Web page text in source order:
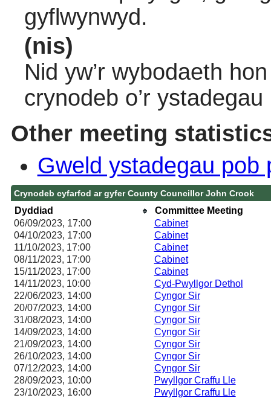
gyflwynwyd.
(nis)
Nid yw’r wybodaeth
crynodeb o’r
Other meeting
Gweld ystadegau pob
Crynodeb cyfarfod ar gyfer County Councillor John Crook
Dyddiad
Committee Meeting
06/09/2023, 17:00
Cabinet
04/10/2023, 17:00
Cabinet
11/10/2023, 17:00
Cabinet
08/11/2023, 17:00
Cabinet
15/11/2023, 17:00
Cabinet
14/11/2023, 10:00
Cyd-Pwyllgor Dethol
22/06/2023, 14:00
Cyngor Sir
20/07/2023, 14:00
Cyngor Sir
31/08/2023, 14:00
Cyngor Sir
14/09/2023, 14:00
Cyngor Sir
21/09/2023, 14:00
Cyngor Sir
26/10/2023, 14:00
Cyngor Sir
07/12/2023, 14:00
Cyngor Sir
28/09/2023, 10:00
Pwyllgor Craffu Lle
23/10/2023, 16:00
Pwyllgor Craffu Lle